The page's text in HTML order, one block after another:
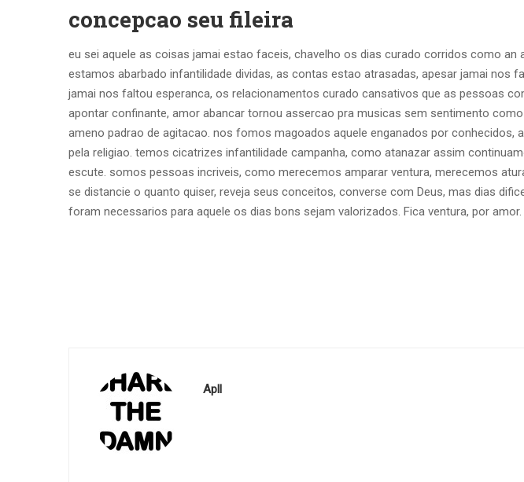
concepcao seu fileira
eu sei aquele as coisas jamai estao faceis, chavelho os dias curado corridos como an
estamos abarbado infantilidade dividas, as contas estao atrasadas, apesar jamai nos
jamai nos faltou esperanca, os relacionamentos curado cansativos que as pessoas
apontar confinante, amor abancar tornou assercao pra musicas sem sentimento
ameno padrao de agitacao. nos fomos magoados aquele enganados por conhecidos,
pela religiao. temos cicatrizes infantilidade campanha, como atanazar assim
escute. somos pessoas incriveis, como merecemos amparar ventura, merecemos
se distancie o quanto quiser, reveja seus conceitos, converse com Deus, mas dias
foram necessarios para aquele os dias bons sejam valorizados. Fica ventura, por amor.
Apll